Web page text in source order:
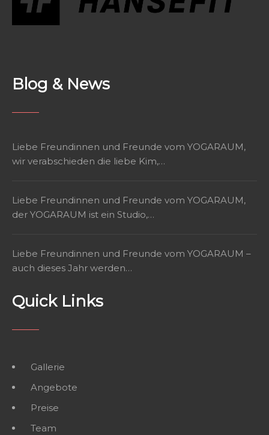
Blog & News
Liebe Freundinnen und Freunde vom YOGARAUM,
wir verabschieden die liebe Kim,…
Liebe Freundinnen und Freunde vom YOGARAUM,
der YOGARAUM ist ein Studio,…
Liebe Freundinnen und Freunde vom YOGARAUM –
auch dieses Jahr werden…
Quick Links
Gallerie
Angebote
Preise
Team